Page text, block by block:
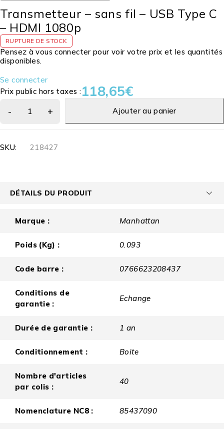
Transmetteur – sans fil – USB Type C
– HDMI 1080p
RUPTURE DE STOCK
Pensez à vous connecter pour voir votre prix et les quantités
disponibles.
Se connecter
Prix public hors taxes :118,65€
Ajouter au panier
SKU: 218427
DÉTAILS DU PRODUIT
Marque : Manhattan
Poids (Kg) : 0.093
Code barre : 0766623208437
Conditions de
garantie :
Echange
Durée de garantie : 1 an
Conditionnement : Boite
Nombre d'articles
par colis :
40
Nomenclature NC8 : 85437090